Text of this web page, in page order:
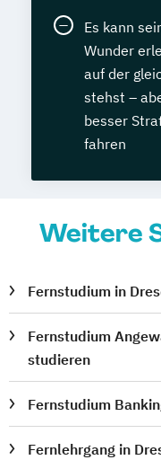
Es kann
Wunder
auf der
stehst –
besser
fahren
Weitere
Fernstudium in
Fernstudium
studieren
Fernstudium
Fernlehrgang in